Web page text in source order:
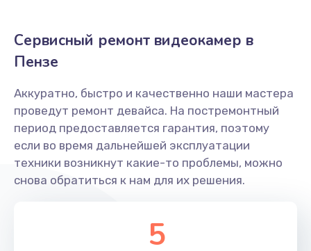
1400 руб.
Замена дисплея (экрана)
1600 руб.
Заказать
Замена диска управления
Заказать
Сервисный ремонт видеокамер в
Пензе
Аккуратно, быстро и качественно наши мастера
проведут ремонт девайса. На постремонтный
период предоставляется гарантия, поэтому
если во время дальнейшей эксплуатации
техники возникнут какие-то проблемы, можно
снова обратиться к нам для их решения.
5